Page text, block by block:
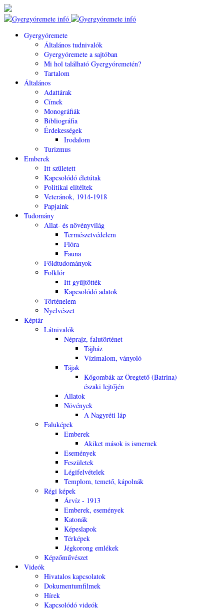
Gyergyóremete
Általános tudnivalók
Gyergyóremete a sajtóban
Mi hol található Gyergyóremetén?
Tartalom
Általános
Adattárak
Címek
Monográfiák
Bibliográfia
Érdekességek
Irodalom
Turizmus
Emberek
Itt született
Kapcsolódó életútak
Politikai elítéltek
Veteránok, 1914-1918
Papjaink
Tudomány
Állat- és növényvilág
Természetvédelem
Flóra
Fauna
Földtudományok
Folklór
Itt gyűjtötték
Kapcsolódó adatok
Történelem
Nyelvészet
Képtár
Látnivalók
Néprajz, falutörténet
Tájház
Vízimalom, ványoló
Tájak
Kőgombák az Öregtető (Batrina)
északi lejtőjén
Állatok
Növények
A Nagyréti láp
Faluképek
Emberek
Akiket mások is ismernek
Események
Feszületek
Légifelvételek
Templom, temető, kápolnák
Régi képek
Árvíz - 1913
Emberek, események
Katonák
Képeslapok
Térképek
Jégkorong emlékek
Képzőművészet
Videók
Hivatalos kapcsolatok
Dokumentumfilmek
Hírek
Kapcsolódó videók